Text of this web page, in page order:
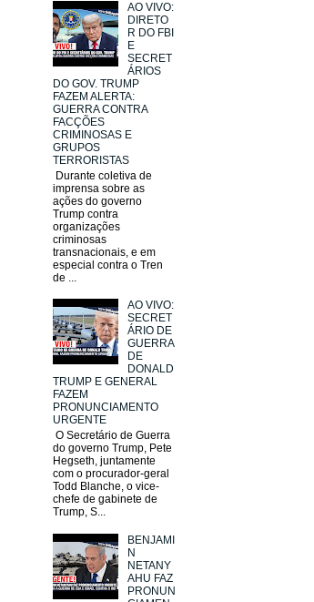
AO VIVO:
DIRETO
R DO FBI
E
SECRET
ÁRIOS
DO GOV. TRUMP
FAZEM ALERTA:
GUERRA CONTRA
FACÇÕES
CRIMINOSAS E
GRUPOS
TERRORISTAS
Durante coletiva de
imprensa sobre as
ações do governo
Trump contra
organizações
criminosas
transnacionais, e em
especial contra o Tren
de ...
AO VIVO:
SECRET
ÁRIO DE
GUERRA
DE
DONALD
TRUMP E GENERAL
FAZEM
PRONUNCIAMENTO
URGENTE
O Secretário de Guerra
do governo Trump, Pete
Hegseth, juntamente
com o procurador-geral
Todd Blanche, o vice-
chefe de gabinete de
Trump, S...
BENJAMI
N
NETANY
AHU FAZ
PRONUN